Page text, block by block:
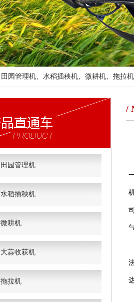
田园管理机、 水稻插秧机、 微耕机、 拖拉机
田园管理机
水稻插秧机
微耕机
大蒜收获机
拖拉机
/